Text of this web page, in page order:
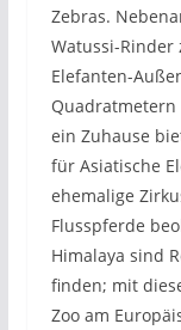
Zebras.
Watussi-Rinder
Elefanten-
Quadratmetern
ein Zuhause
für Asiatische
ehemalige
Flusspferde
Himalaya sind
finden; mit
Zoo am